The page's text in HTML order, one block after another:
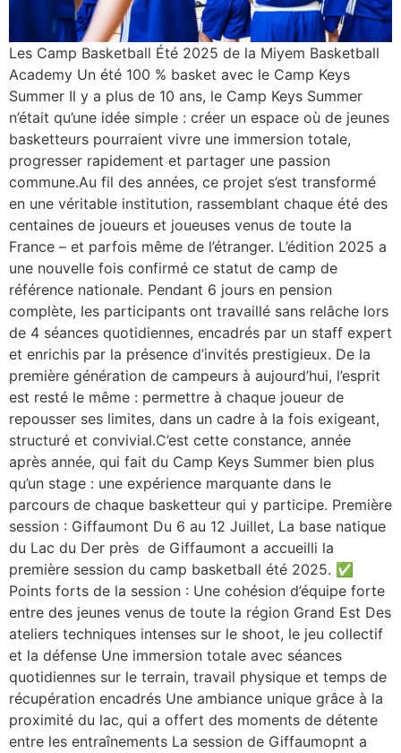
Les Camp Basketball Été 2025 de la Miyem Basketball
Academy Un été 100 % basket avec le Camp Keys
Summer Il y a plus de 10 ans, le Camp Keys Summer
n’était qu’une idée simple : créer un espace où de jeunes
basketteurs pourraient vivre une immersion totale,
progresser rapidement et partager une passion
commune.Au fil des années, ce projet s’est transformé
en une véritable institution, rassemblant chaque été des
centaines de joueurs et joueuses venus de toute la
France – et parfois même de l’étranger. L’édition 2025 a
une nouvelle fois confirmé ce statut de camp de
référence nationale. Pendant 6 jours en pension
complète, les participants ont travaillé sans relâche lors
de 4 séances quotidiennes, encadrés par un staff expert
et enrichis par la présence d’invités prestigieux. De la
première génération de campeurs à aujourd’hui, l’esprit
est resté le même : permettre à chaque joueur de
repousser ses limites, dans un cadre à la fois exigeant,
structuré et convivial.C’est cette constance, année
après année, qui fait du Camp Keys Summer bien plus
qu’un stage : une expérience marquante dans le
parcours de chaque basketteur qui y participe. Première
session : Giffaumont Du 6 au 12 Juillet, La base natique
du Lac du Der près de Giffaumont a accueilli la
première session du camp basketball été 2025. ✅
Points forts de la session : Une cohésion d’équipe forte
entre des jeunes venus de toute la région Grand Est Des
ateliers techniques intenses sur le shoot, le jeu collectif
et la défense Une immersion totale avec séances
quotidiennes sur le terrain, travail physique et temps de
récupération encadrés Une ambiance unique grâce à la
proximité du lac, qui a offert des moments de détente
entre les entraînements La session de Giffaumopnt a